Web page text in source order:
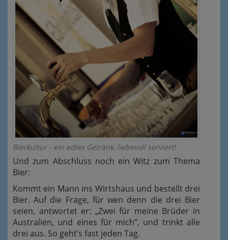
Bierkultur - ein edles Getränk, liebevoll serviert!
Und zum Abschluss noch ein Witz zum Thema
Bier:
Kommt ein Mann ins Wirtshaus und bestellt drei
Bier. Auf die Frage, für wen denn die drei Bier
seien, antwortet er: „Zwei für meine Brüder in
Australien, und eines für mich”, und trinkt alle
drei aus. So geht’s fast jeden Tag.